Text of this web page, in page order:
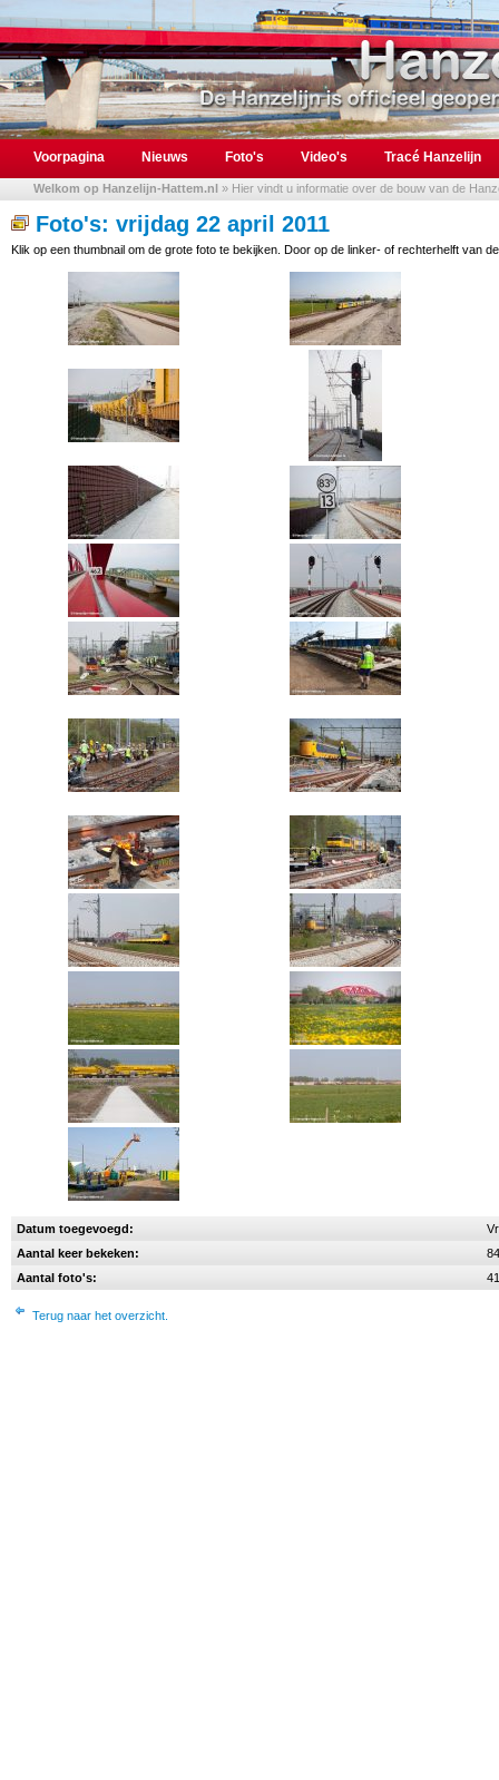
Voorpagina Nieuws Foto's Video's Tracé Hanzelijn
Welkom op Hanzelijn-Hattem.nl » Hier vindt u informatie over de bouw van de
Foto's: vrijdag 22 april 2011
Klik op een thumbnail om de grote foto te bekijken. Door op de linker- of rechterhelft van
Datum toegevoegd:
Aantal keer bekeken:
Aantal foto's:
41
Terug naar het overzicht.